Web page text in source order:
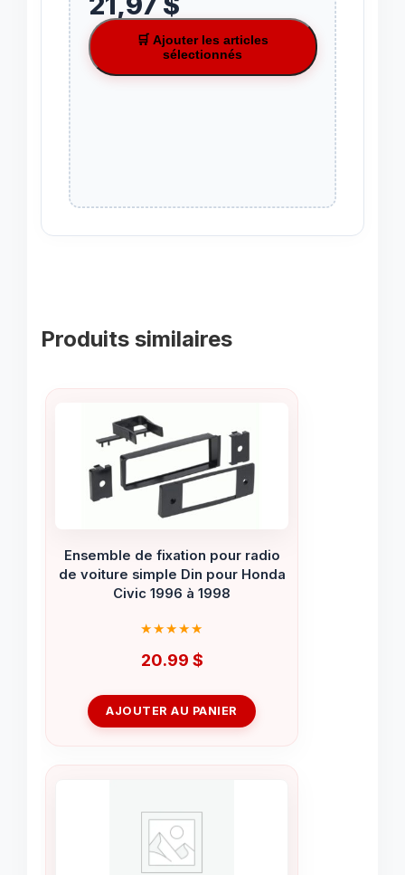
🛒 Ajouter les articles
sélectionnés
Produits similaires
Ensemble de fixation pour radio
de voiture simple Din pour Honda
Civic 1996 à 1998
20.99 $
AJOUTER AU PANIER